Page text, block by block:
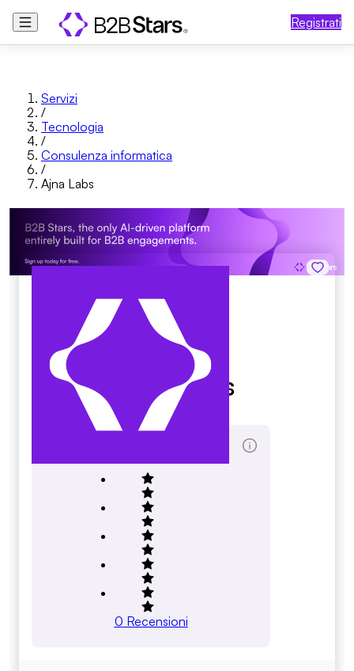
Registrati
Servizi
/
Tecnologia
/
Consulenza informatica
/
Ajna Labs
Ajna Labs
ajna.finance
0 Recensioni